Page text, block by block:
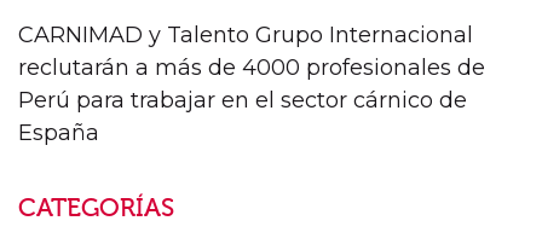
CARNIMAD y Talento Grupo Internacional
reclutarán a más de 4000 profesionales de
Perú para trabajar en el sector cárnico de
España
CATEGORÍAS